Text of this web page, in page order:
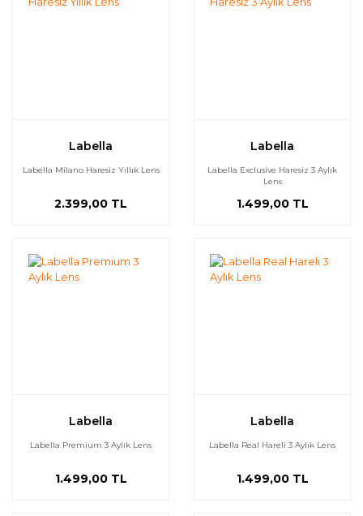
Labella
Labella Milano Haresiz Yıllık Lens
2.399,00 TL
Labella
Labella Exclusive Haresiz 3 Aylık
Lens
1.499,00 TL
Labella
Labella Premium 3 Aylık Lens
1.499,00 TL
Labella
Labella Real Hareli 3 Aylık Lens
1.499,00 TL